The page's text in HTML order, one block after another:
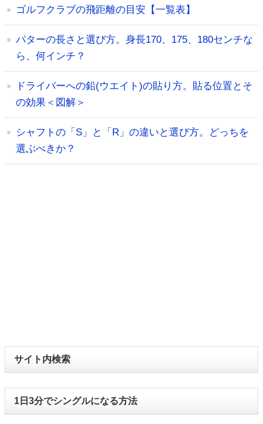
ゴルフクラブの飛距離の目安【一覧表】
パターの長さと選び方。身長170、175、180センチな
ら、何インチ？
ドライバーへの鉛(ウエイト)の貼り方。貼る位置とそ
の効果＜図解＞
シャフトの「S」と「R」の違いと選び方。どっちを
選ぶべきか？
サイト内検索
1日3分でシングルになる方法